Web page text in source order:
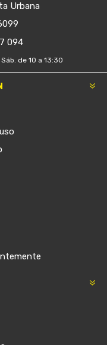
Urbana
094
de 10 a 13:30